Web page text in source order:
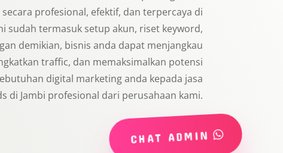
profesional, efektif, dan terpercaya di
sudah termasuk setup akun, riset keyword,
demikian, bisnis anda dapat menjangkau
traffic, dan memaksimalkan potensi
digital marketing anda kepada jasa
di Jambi profesional dari perusahaan kami.
CHAT ADMIN